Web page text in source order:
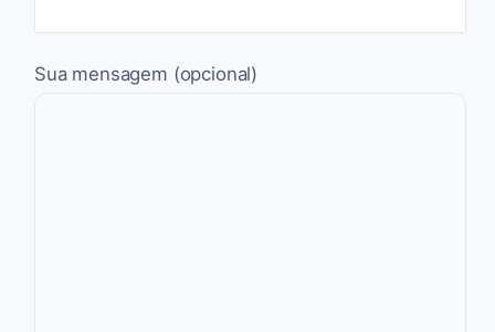
Sua mensagem (opcional)